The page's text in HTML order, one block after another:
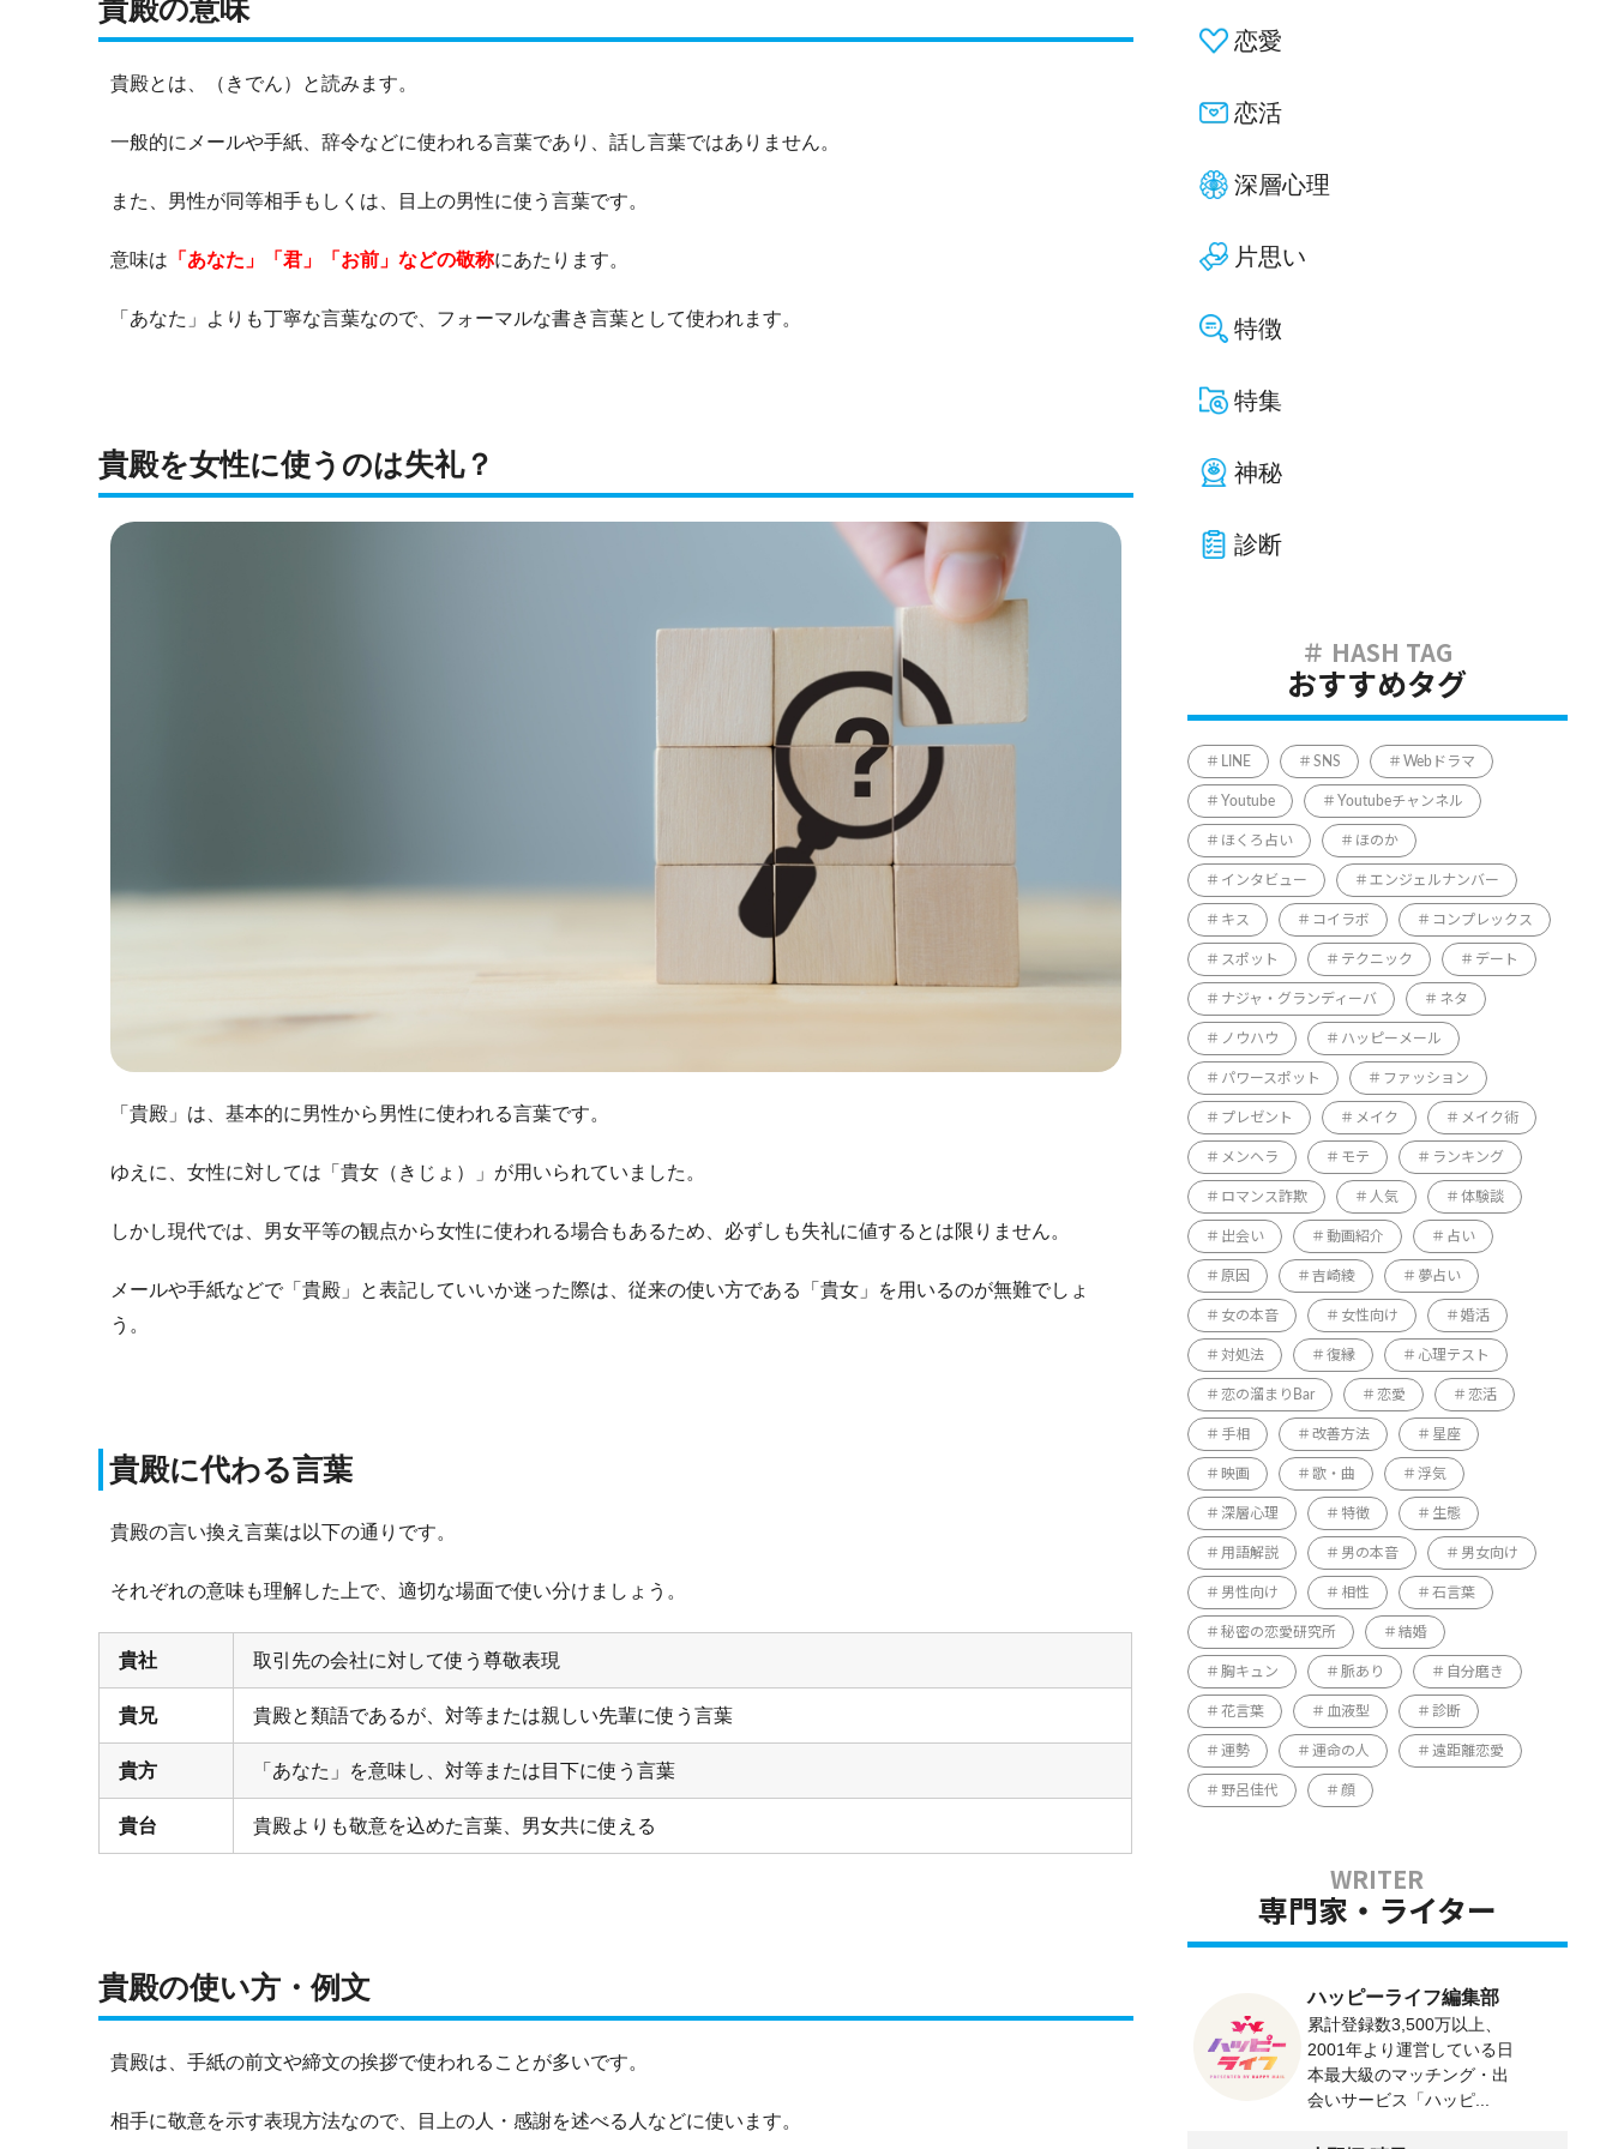
貴殿の意味
貴殿とは、（きでん）と読みます。
一般的にメールや手紙、辞令などに使われる言葉であり、話し言葉ではありません。
また、男性が同等相手もしくは、目上の男性に使う言葉です。
意味は 「あなた」「君」「お前」などの敬称にあたります。
「あなた」よりも丁寧な言葉なので、フォーマルな書き言葉として使われます。
貴殿を女性に使うのは失礼？
「貴殿」は、基本的に男性から男性に使われる言葉です。
ゆえに、女性に対しては「貴女（きじょ）」が用いられていました。
しかし現代では、男女平等の観点から女性に使われる場合もあるため、必ずしも失礼に値するとは限りません。
メールや手紙などで「貴殿」と表記していいか迷った際は、従来の使い方である「貴女」を用いるのが無難でしょ
う。
貴殿に代わる言葉
貴殿の言い換え言葉は以下の通りです。
それぞれの意味も理解した上で、適切な場面で使い分けましょう。
貴社 取引先の会社に対して使う尊敬表現
貴兄 貴殿と類語であるが、対等または親しい先輩に使う言葉
貴方 「あなた」を意味し、対等または目下に使う言葉
貴台 貴殿よりも敬意を込めた言葉、男女共に使える
貴殿の使い方・例文
貴殿は、手紙の前文や締文の挨拶で使われることが多いです。
相手に敬意を示す表現方法なので、目上の人・感謝を述べる人などに使います。
恋愛
恋活
深層心理
片思い
特徴
特集
神秘
診断
おすすめタグ
LINE SNS Webドラマ
Youtube Youtubeチャンネル
ほくろ占い ほのか
インタビュー エンジェルナンバー
キス コイラボ コンプレックス
スポット テクニック デート
ナジャ・グランディーバ ネタ
ノウハウ ハッピーメール
パワースポット ファッション
プレゼント メイク メイク術
メンヘラ モテ ランキング
ロマンス詐欺 人気 体験談
出会い 動画紹介 占い
原因 吉崎綾 夢占い
女の本音 女性向け 婚活
対処法 復縁 心理テスト
恋の溜まりBar 恋愛 恋活
手相 改善方法 星座
映画 歌・曲 浮気
深層心理 特徴 生態
用語解説 男の本音 男女向け
男性向け 相性 石言葉
秘密の恋愛研究所 結婚
胸キュン 脈あり 自分磨き
花言葉 血液型 診断
運勢 運命の人 遠距離恋愛
野呂佳代 顔
専門家・ライター
ハッピーライフ編集部
累計登録数3,500万以上、
2001年より運営している日
本最大級のマッチング・出
会いサービス「ハッピ...